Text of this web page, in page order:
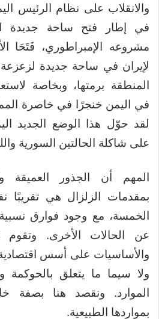
والانقلاب على نظام الرئيس
في إطار فتح ساحة جديدة
مشروعه الإمبراطوري، فَتَحَا
لإيران في ساحة جديدة لزعزعة
المنطقة برمتها، وبخاصة
في اليمن خنجرًا في خاصرة
لقد حوّل هذا الوضع الجديد
على شاكلة الحالتين السورية
المهم أن الجذور العميقة
بمقدمات الزلزال هي تقريبًا
الخمسة، مع وجود فوارق
عن الحالات الأخرى. وتقوم
والأساسيات على أسس
ولا سيما ما يتعلق بالحوكمة
الموارد. ونقصد هنا بصفة
بمواردها الطبيعية.